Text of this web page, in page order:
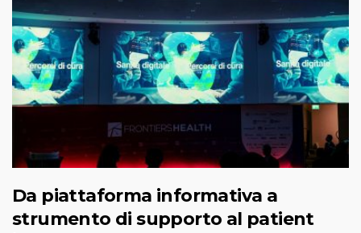
Da piattaforma informativa a
strumento di supporto al patient